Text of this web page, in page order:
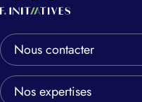
Nous contacter
Nos expertises